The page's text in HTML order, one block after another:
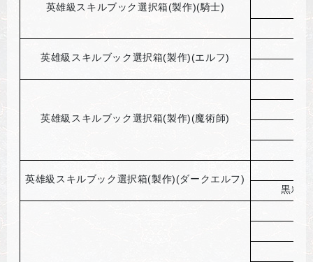
英雄級スキルブック選択箱(製作)(騎士)
英雄級スキルブック選択箱(製作)(エルフ)
英雄級スキルブック選択箱(製作)(魔術師)
英雄級スキルブック選択箱(製作)(ダークエルフ)
黒精